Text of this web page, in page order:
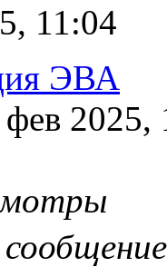
11:04
ЭВА
фев 2025,